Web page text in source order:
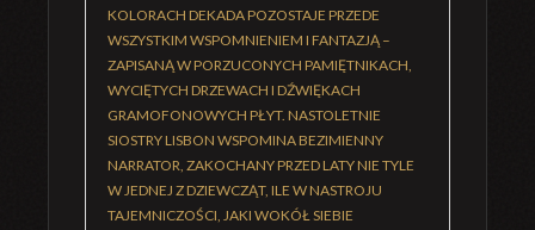
KOLORACH DEKADA POZOSTAJE PRZEDE
WSZYSTKIM WSPOMNIENIEM I FANTAZJĄ –
ZAPISANĄ W PORZUCONYCH PAMIĘTNIKACH,
WYCIĘTYCH DRZEWACH I DŹWIĘKACH
GRAMOFONOWYCH PŁYT. NASTOLETNIE
SIOSTRY LISBON WSPOMINA BEZIMIENNY
NARRATOR, ZAKOCHANY PRZED LATY NIE TYLE
W JEDNEJ Z DZIEWCZĄT, ILE W NASTROJU
TAJEMNICZOŚCI, JAKI WOKÓŁ SIEBIE